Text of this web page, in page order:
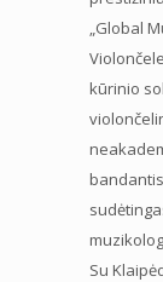
„Global
kūrinio
Su